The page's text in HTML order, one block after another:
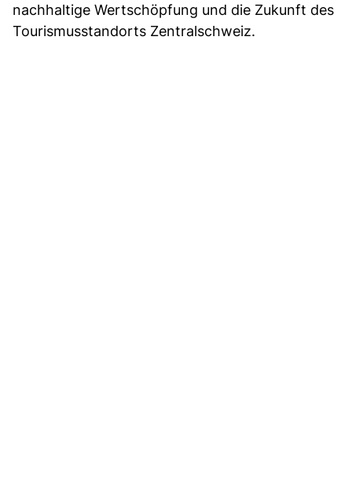
nachhaltige Wertschöpfung und die Zukunft des
Tourismusstandorts Zentralschweiz.